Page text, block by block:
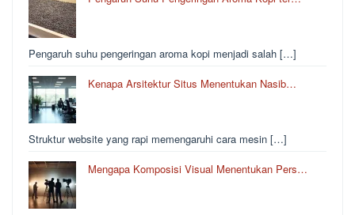
Pengaruh suhu pengeringan aroma kopi menjadi salah […]
Kenapa Arsitektur Situs Menentukan Nasib…
Struktur website yang rapi memengaruhi cara mesin […]
Mengapa Komposisi Visual Menentukan Pers…